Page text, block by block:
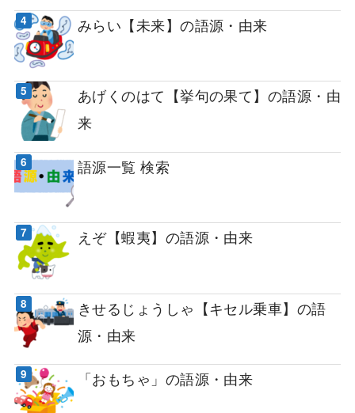
みらい【未来】の語源・由来
あげくのはて【挙句の果て】の語源・由
来
語源一覧 検索
えぞ【蝦夷】の語源・由来
きせるじょうしゃ【キセル乗車】の語
源・由来
「おもちゃ」の語源・由来